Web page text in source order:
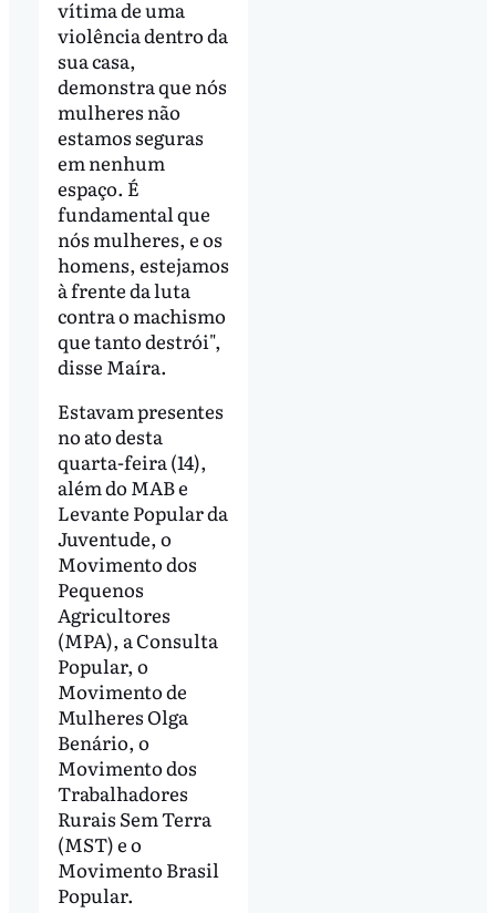
vítima de uma
violência dentro da
sua casa,
demonstra que nós
mulheres não
estamos seguras
em nenhum
espaço. É
fundamental que
nós mulheres, e os
homens, estejamos
à frente da luta
contra o machismo
que tanto destrói",
disse Maíra.
Estavam presentes
no ato desta
quarta-feira (14),
além do MAB e
Levante Popular da
Juventude, o
Movimento dos
Pequenos
Agricultores
(MPA), a Consulta
Popular, o
Movimento de
Mulheres Olga
Benário, o
Movimento dos
Trabalhadores
Rurais Sem Terra
(MST) e o
Movimento Brasil
Popular.